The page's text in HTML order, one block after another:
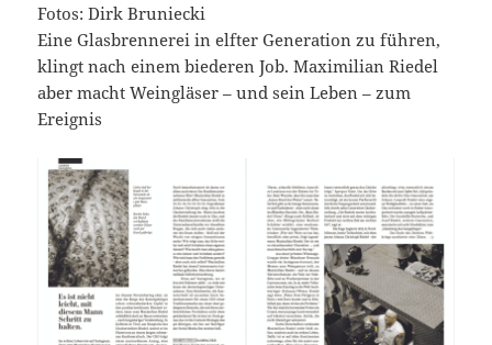
Fotos: Dirk Bruniecki
Eine Glasbrennerei in elfter Generation zu führen,
klingt nach einem biederen Job. Maximilian Riedel
aber macht Weingläser – und sein Leben – zum
Ereignis